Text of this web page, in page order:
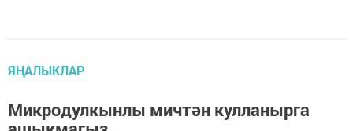
ЯҢАЛЫКЛАР
Микродулкынлы мичтән кулланырга